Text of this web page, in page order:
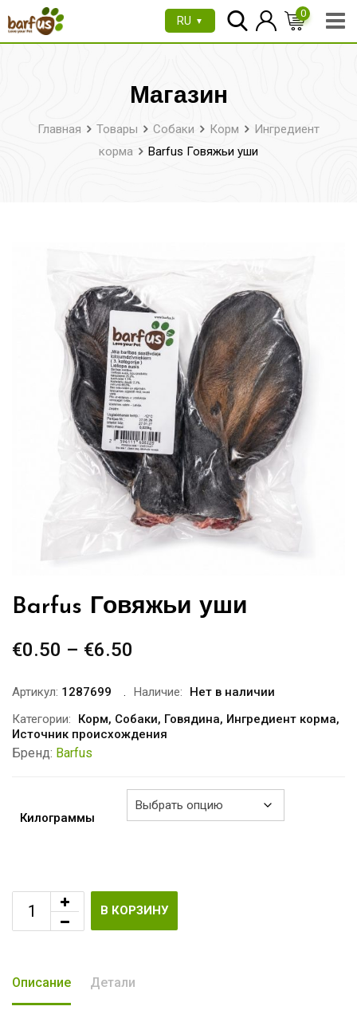
Перейти
RU ▼
0
Магазин
Главная Товары Собаки Корм
Ингредиент
корма
Barfus Говяжьи уши
Barfus Говяжьи уши
€0.50 – €6.50
€0.50
–
€6.50
Артикул: 1287699 Наличие:
Нет в наличии
Категории:
Корм, Собаки, Говядина, Ингредиент корма,
Источник происхождения
Бренд: Barfus
Килограммы
В КОРЗИНУ
Описание Детали